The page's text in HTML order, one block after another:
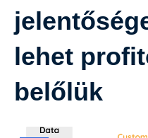
lehet
belőlük